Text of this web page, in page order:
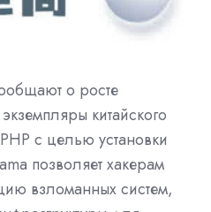
о росте
китайского
с целью установки
позволяет хакерам
взломанных систем,